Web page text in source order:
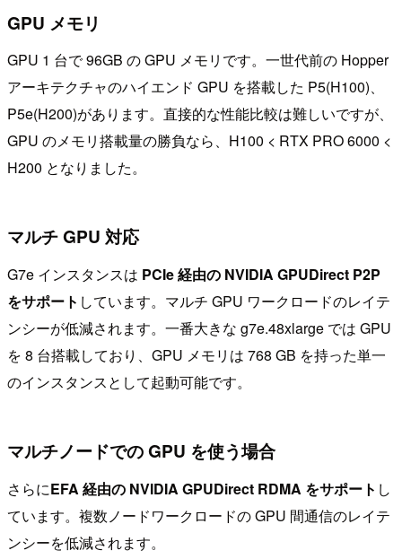
GPU メモリ
GPU 1 台で 96GB の GPU メモリです。一世代前の Hopper
アーキテクチャのハイエンド GPU を搭載した P5(H100)、
P5e(H200)があります。直接的な性能比較は難しいですが、
GPU のメモリ搭載量の勝負なら、H100 < RTX PRO 6000 <
H200 となりました。
マルチ GPU 対応
G7e インスタンスは PCIe 経由の NVIDIA GPUDirect P2P
をサポート しています。マルチ GPU ワークロードのレイテ
ンシーが低減されます。一番大きな g7e.48xlarge では GPU
を 8 台搭載しており、GPU メモリは 768 GB を持った単一
のインスタンスとして起動可能です。
マルチノードでの GPU を使う場合
さらにEFA 経由の NVIDIA GPUDirect RDMA をサポート し
ています。複数ノードワークロードの GPU 間通信のレイテ
ンシーを低減されます。